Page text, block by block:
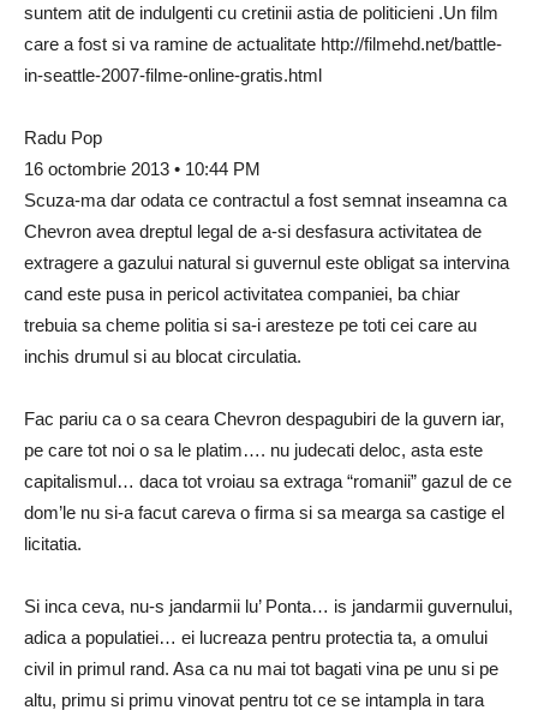
suntem atit de indulgenti cu cretinii astia de politicieni .Un film
care a fost si va ramine de actualitate http://filmehd.net/battle-
in-seattle-2007-filme-online-gratis.html
Radu Pop
16 octombrie 2013 • 10:44 PM
Scuza-ma dar odata ce contractul a fost semnat inseamna ca
Chevron avea dreptul legal de a-si desfasura activitatea de
extragere a gazului natural si guvernul este obligat sa intervina
cand este pusa in pericol activitatea companiei, ba chiar
trebuia sa cheme politia si sa-i aresteze pe toti cei care au
inchis drumul si au blocat circulatia.
Fac pariu ca o sa ceara Chevron despagubiri de la guvern iar,
pe care tot noi o sa le platim…. nu judecati deloc, asta este
capitalismul… daca tot vroiau sa extraga “romanii” gazul de ce
dom’le nu si-a facut careva o firma si sa mearga sa castige el
licitatia.
Si inca ceva, nu-s jandarmii lu’ Ponta… is jandarmii guvernului,
adica a populatiei… ei lucreaza pentru protectia ta, a omului
civil in primul rand. Asa ca nu mai tot bagati vina pe unu si pe
altu, primu si primu vinovat pentru tot ce se intampla in tara